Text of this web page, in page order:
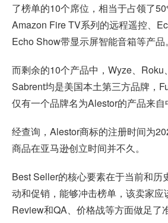
了榜单的10个席位，相当于占领了
Amazon Fire TV系列的远程遥控、
Echo Show带显示屏智能音箱等产品。
而剩余的10个产品中，Wyze、Roku
Sabrent均是美国本土第三方品牌，
仅有一个品牌名为Alestor的产品来自
经查询，Alestor商标的注册时间为
商品在亚马逊创立时间并不久。
Best Seller的核心要素在于当前和历
动和促销，能够冲击榜单，该卖家应
Review和QA、价格战等方面做足了